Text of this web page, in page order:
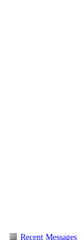
Recent Messages